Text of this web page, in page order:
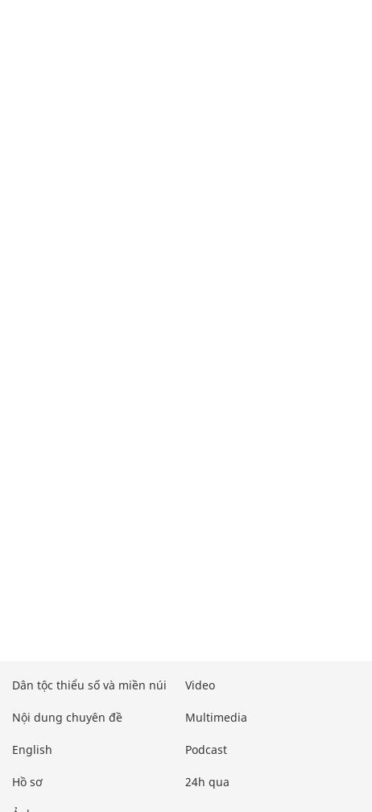
Dân tộc thiểu số và miền núi
Nội dung chuyên đề
English
Hồ sơ
Video
Multimedia
Podcast
24h qua